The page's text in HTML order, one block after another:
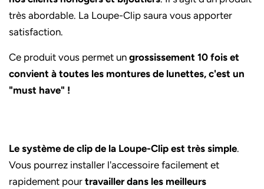
très abordable. La Loupe-Clip saura vous apporter
satisfaction.
Ce produit vous permet un grossissement 10 fois et
convient à toutes les montures de lunettes, c'est un
"must have" !
Le système de clip de la Loupe-Clip est très simple.
Vous pourrez installer l'accessoire facilement et
rapidement pour travailler dans les meilleurs